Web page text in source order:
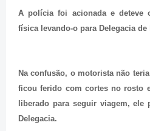
A polícia foi acionada e deteve
física levando-o para Delegacia de
Na confusão, o motorista não
ficou ferido com cortes no rosto
liberado para seguir viagem, ele
Delegacia.